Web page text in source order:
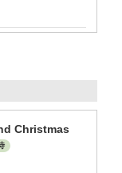
Christmas